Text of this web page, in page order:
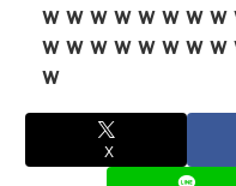
ｗｗｗｗｗｗｗ
ｗｗｗｗｗｗｗ
ｗ
X